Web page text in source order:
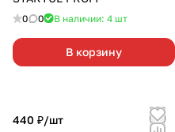
0 0 В наличии: 4 шт
В корзину
440 ₽/шт